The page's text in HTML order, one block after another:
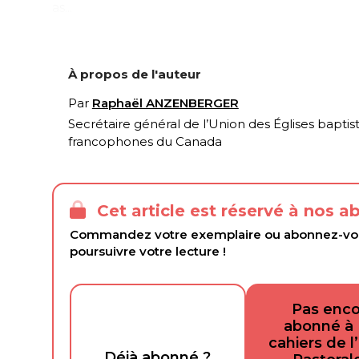
À propos de l'auteur
Par Raphaël ANZENBERGER
Secrétaire général de l’Union des Églises
francophones du Canada
Cet article est réservé à nos
Commandez votre exemplaire ou abonnez-
poursuivre votre lecture !
Pas
abonné à
cahiers de